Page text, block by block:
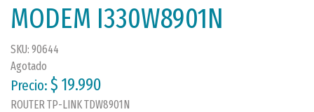
MODEM I330W8901N
SKU: 90644
Agotado
Precio: $ 19.990
ROUTER TP-LINK TDW8901N